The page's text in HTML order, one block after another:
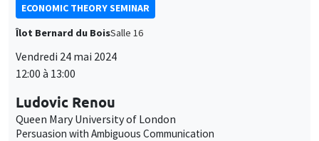
ECONOMIC THEORY SEMINAR
Îlot Bernard du BoisSalle 16
Vendredi 24 mai 2024
12:00 à 13:00
Ludovic Renou
Queen Mary University of London
Persuasion with Ambiguous Communication